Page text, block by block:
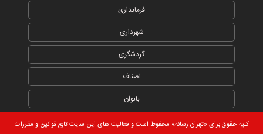
فرمانداری
شهرداری
گردشگری
اصناف
بانوان
کلیه حقوق برای «تهران رسانه» محفوظ است و فعالیت های این سایت تابع قوانین و مقررات